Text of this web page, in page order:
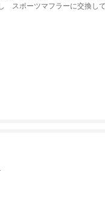
スポーツマフラーに交換し